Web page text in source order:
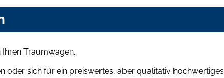
Traumwagen.
oder sich für ein preiswertes, aber qualitativ hochwertiges